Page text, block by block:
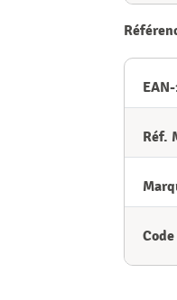
Réf.